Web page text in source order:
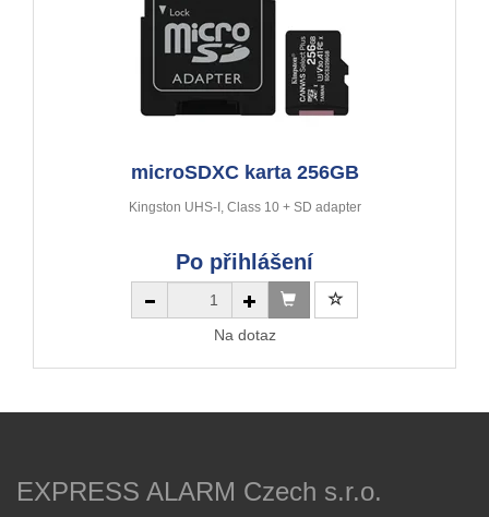
microSDXC karta 256GB
Kingston UHS-I, Class 10 + SD adapter
Po přihlášení
Na dotaz
EXPRESS ALARM Czech s.r.o.